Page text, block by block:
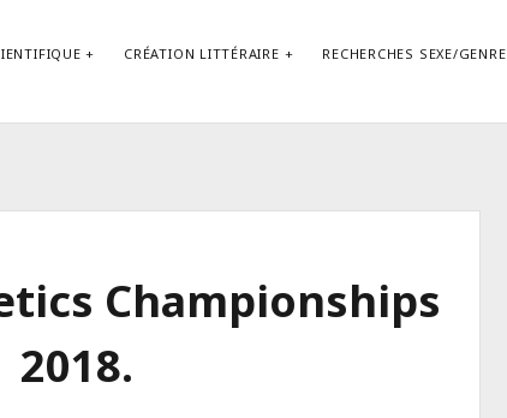
CRÉATION LITTÉRAIRE RECHERCHES SEXE/GENRE
Championships
2018.